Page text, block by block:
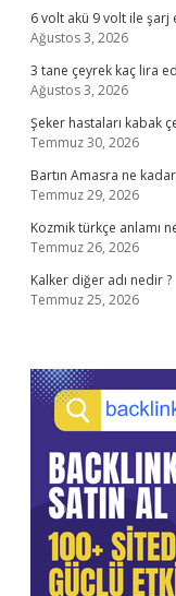
6 volt akü 9 volt ile şarj
Ağustos 3, 2026
3 tane çeyrek kaç lira
Ağustos 3, 2026
Şeker hastaları kabak
Temmuz 30, 2026
Bartın Amasra ne
Temmuz 29, 2026
Kozmik türkçe anlamı
Temmuz 26, 2026
Kalker diğer adı nedir ?
Temmuz 25, 2026